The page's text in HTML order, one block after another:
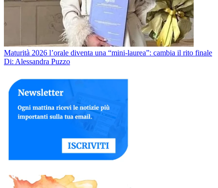
Maturità 2026 l’orale diventa una “mini-laurea”: cambia il rito finale
Di: Alessandra Puzzo